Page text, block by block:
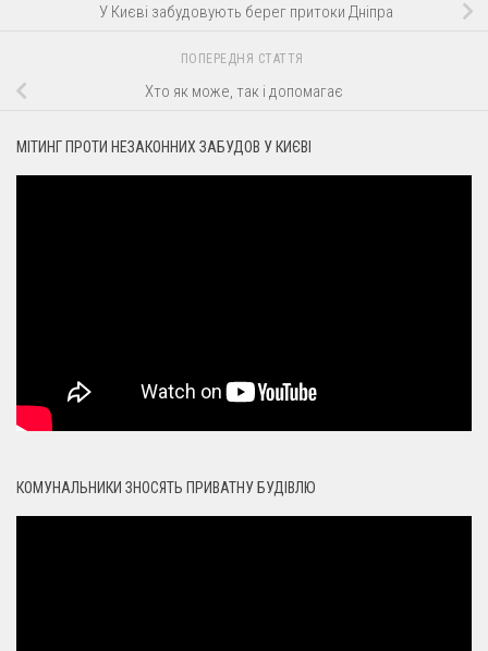
У Києві забудовують берег притоки Дніпра
ПОПЕРЕДНЯ СТАТТЯ
Хто як може, так і допомагає
МІТИНГ ПРОТИ НЕЗАКОННИХ ЗАБУДОВ У КИЄВІ
КОМУНАЛЬНИКИ ЗНОСЯТЬ ПРИВАТНУ БУДІВЛЮ